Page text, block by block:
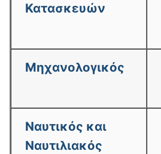
Κατασκευών
Μηχανολογικός
Ναυτικός και
Ναυτιλιακός